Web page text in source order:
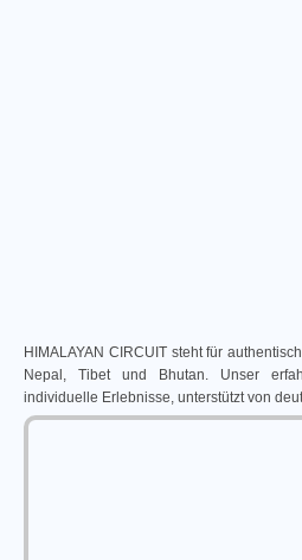
HIMALAYAN CIRCUIT steht für
Nepal, Tibet und Bhutan. Unser
individuelle Erlebnisse, unterstützt von